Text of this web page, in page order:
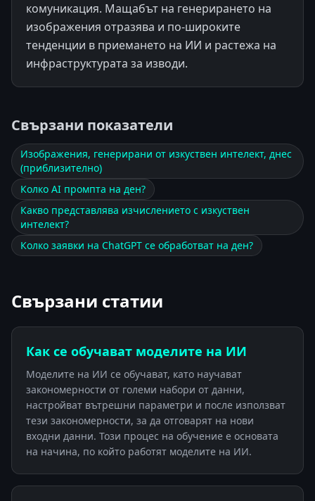
комуникация. Мащабът на генерирането на
изображения отразява и по-широките
тенденции в приемането на ИИ и растежа на
инфраструктурата за изводи.
Свързани показатели
Изображения, генерирани от изкуствен интелект, днес
(приблизително)
Колко AI промпта на ден?
Какво представлява изчислението с изкуствен
интелект?
Колко заявки на ChatGPT се обработват на ден?
Свързани статии
Как се обучават моделите на ИИ
Моделите на ИИ се обучават, като научават
закономерности от големи набори от данни,
настройват вътрешни параметри и после използват
тези закономерности, за да отговарят на нови
входни данни. Този процес на обучение е основата
на начина, по който работят моделите на ИИ.